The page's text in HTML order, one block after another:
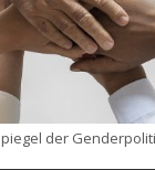
der